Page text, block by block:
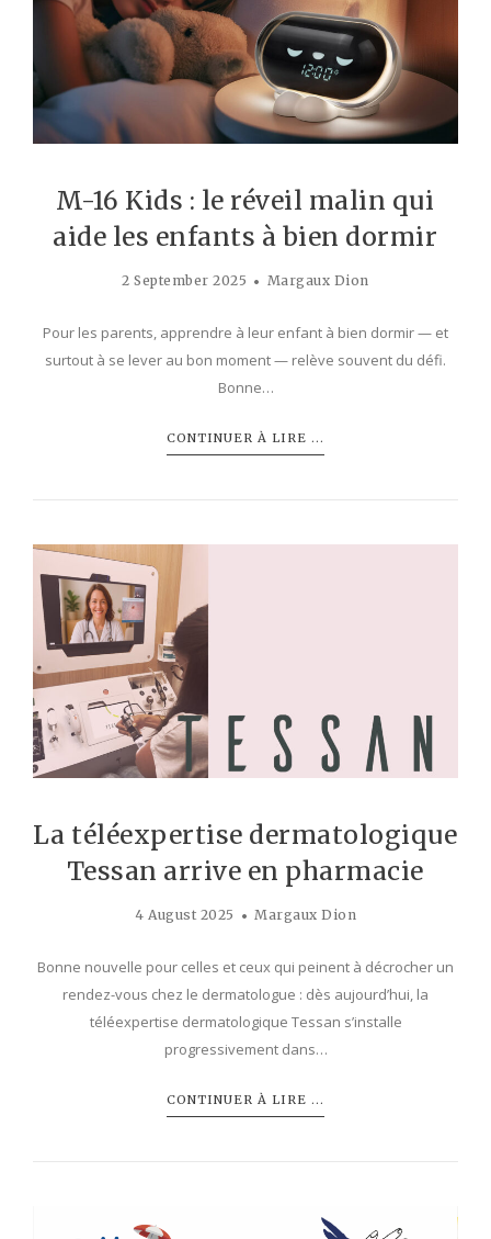
M-16 Kids : le réveil malin qui
aide les enfants à bien dormir
2 September 2025 Margaux Dion
Pour les parents, apprendre à leur enfant à bien dormir — et
surtout à se lever au bon moment — relève souvent du défi.
Bonne…
CONTINUER À LIRE ...
La téléexpertise dermatologique
Tessan arrive en pharmacie
4 August 2025 Margaux Dion
Bonne nouvelle pour celles et ceux qui peinent à décrocher un
rendez-vous chez le dermatologue : dès aujourd’hui, la
téléexpertise dermatologique Tessan s’installe
progressivement dans…
CONTINUER À LIRE ...